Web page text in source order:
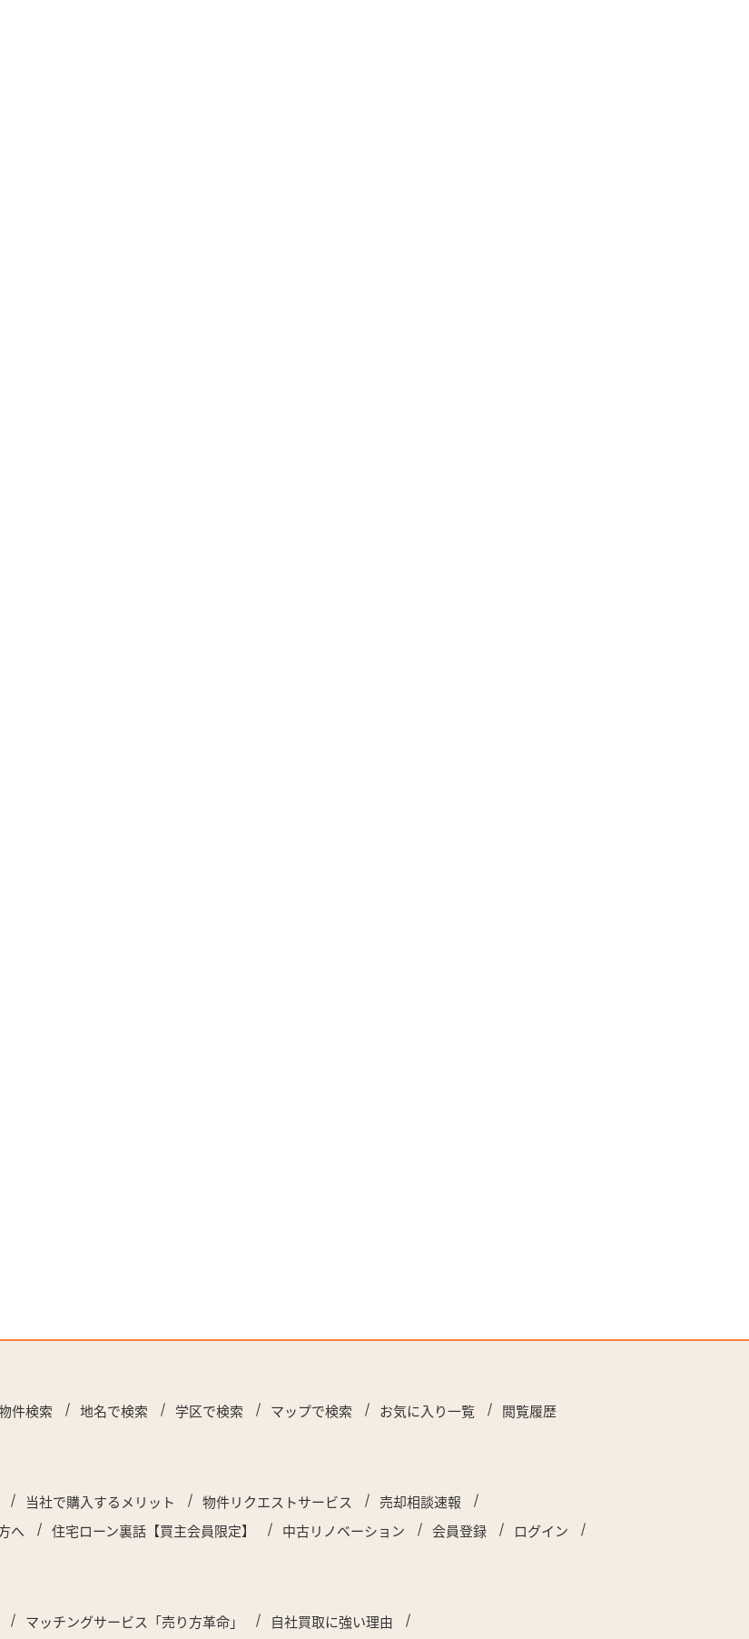
件検索 地名で検索 学区で検索 マップで検索 お気に入り一覧 閲覧履歴
当社で購入するメリット 物件リクエストサービス
売却相談速報
へ
住宅ローン裏話【買主会員限定】 中古リノベーション 会員登録 ログイン
マッチングサービス「売り方革命」 自社買取に強い理由